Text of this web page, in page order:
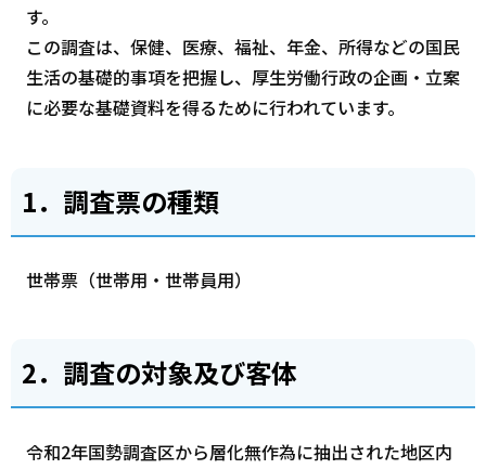
す。
この調査は、保健、医療、福祉、年金、所得などの国民
生活の基礎的事項を把握し、厚生労働行政の企画・立案
に必要な基礎資料を得るために行われています。
1．調査票の種類
世帯票（世帯用・世帯員用）
2．調査の対象及び客体
令和2年国勢調査区から層化無作為に抽出された地区内